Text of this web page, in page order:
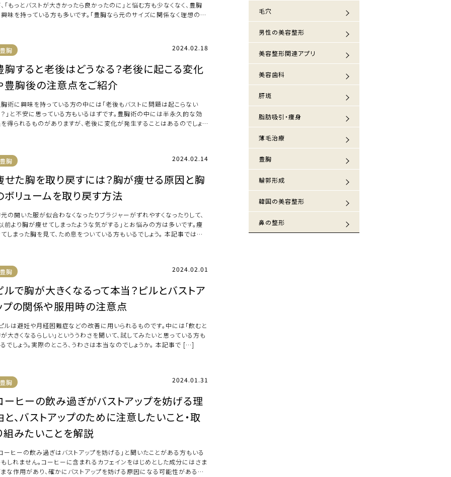
「もっとバストが大きかったら良かったのに」と悩む方も少なくなく、豊胸
味を持っている方も多いです。「豊胸なら元のサイズに関係なく理想のサ
豊胸 2024.02.18
胸すると老後はどうなる？老後に起こる変化
豊胸後の注意点をご紹介
術に興味を持っている方の中には「老後もバストに問題は起こらない
」と不安に思っている方もいるはずです。豊胸術の中には半永久的な効
得られるものがありますが、老後に変化が発生することはあるのでしょう
豊胸 2024.02.14
せた胸を取り戻すには？胸が痩せる原因と胸
ボリュームを取り戻す方法
の開いた服が似合わなくなったりブラジャーがずれやすくなったりして、
前より胸が痩せてしまったような気がする」とお悩みの方は多いです。痩
しまった胸を見て、ため息をついている方もいるでしょう。 本記事では胸
豊胸 2024.02.01
ルで胸が大きくなるって本当？ピルとバストア
プの関係や服用時の注意点
は避妊や月経困難症などの改善に用いられるものです。中には「飲むと
大きくなるらしい」といううわさを聞いて、試してみたいと思っている方も
でしょう。実際のところ、うわさは本当なのでしょうか。 本記事で […]
豊胸 2024.01.31
ーヒーの飲み過ぎがバストアップを妨げる理
と、バストアップのために注意したいこと・取
組みたいことを解説
ーヒーの飲み過ぎはバストアップを妨げる」と聞いたことがある方もいる
しれません。コーヒーに含まれるカフェインをはじめとした成分にはさま
な作用があり、確かにバストアップを妨げる原因になる可能性があるた
毛穴
男性の美容整形
美容整形関連アプリ
美容歯科
肝斑
脂肪吸引・痩身
薄毛治療
豊胸
輪郭形成
韓国の美容整形
鼻の整形